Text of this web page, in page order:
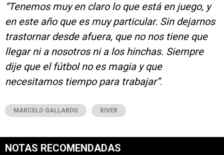
“Tenemos muy en claro lo que está en juego, y
en este año que es muy particular. Sin dejarnos
trastornar desde afuera, que no nos tiene que
llegar ni a nosotros ni a los hinchas. Siempre
dije que el fútbol no es magia y que
necesitamos tiempo para trabajar”.
MARCELO GALLARDO RIVER
NOTAS RECOMENDADAS